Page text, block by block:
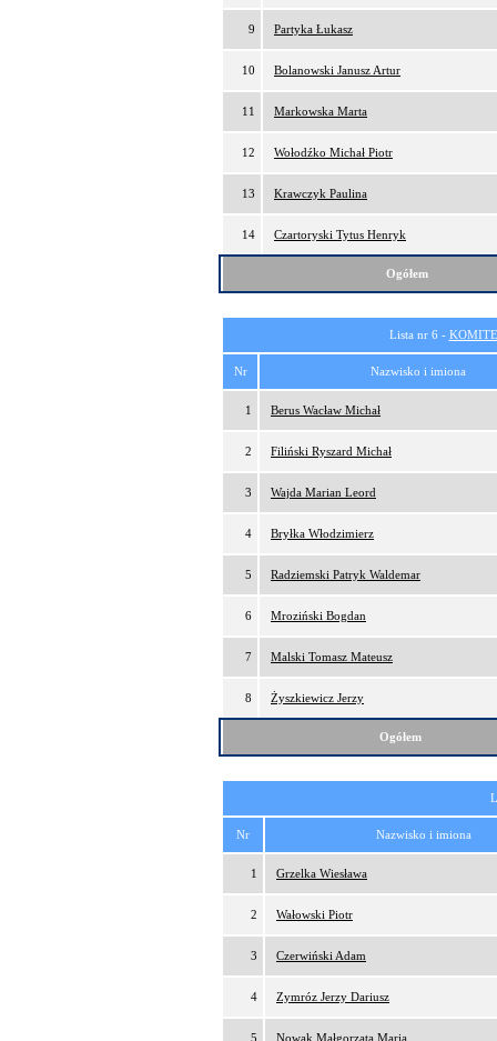
9 Partyka Łukasz
10 Bolanowski Janusz Artur
11 Markowska Marta
12 Wołodźko Michał Piotr
13 Krawczyk Paulina
14 Czartoryski Tytus Henryk
Ogółem
Lista nr 6 -
Nr Nazwisko i imiona
1 Berus Wacław Michał
2 Filiński Ryszard Michał
3 Wajda Marian Leord
4 Bryłka Włodzimierz
5 Radziemski Patryk Waldemar
6 Mroziński Bogdan
7 Malski Tomasz Mateusz
8 Żyszkiewicz Jerzy
Ogółem
Nr Nazwisko i imiona
1 Grzelka Wiesława
2 Wałowski Piotr
3 Czerwiński Adam
4 Zymróz Jerzy Dariusz
5 Nowak Małgorzata Maria